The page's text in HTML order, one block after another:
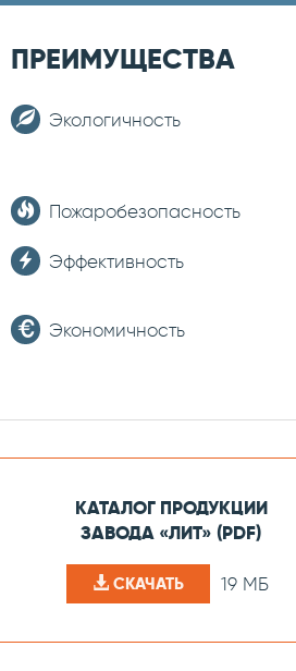
ПРЕИМУЩЕСТВА
Экологичность
Пожаробезопасность
Эффективность
Экономичность
КАТАЛОГ ПРОДУКЦИИ
ЗАВОДА «ЛИТ» (PDF)
СКАЧАТЬ 19 МБ